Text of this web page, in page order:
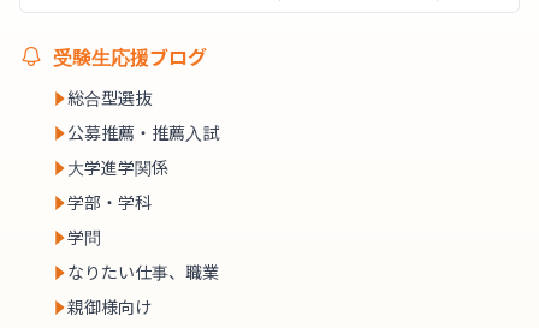
受験生応援ブログ
総合型選抜
公募推薦・推薦入試
大学進学関係
学部・学科
学問
なりたい仕事、職業
親御様向け